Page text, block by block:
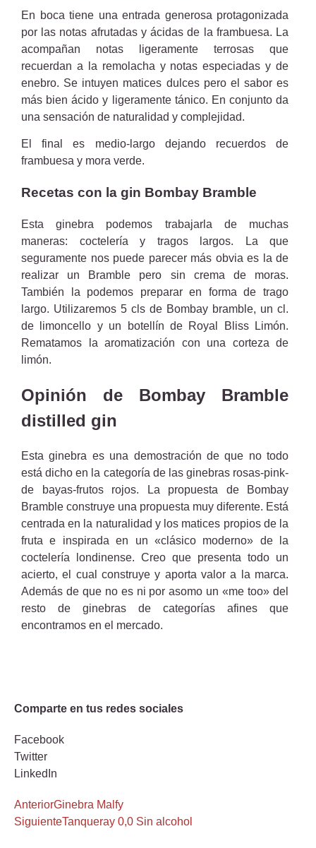
En boca tiene una entrada generosa protagonizada
por las notas afrutadas y ácidas de la frambuesa. La
acompañan notas ligeramente terrosas que
recuerdan a la remolacha y notas especiadas y de
enebro. Se intuyen matices dulces pero el sabor es
más bien ácido y ligeramente tánico. En conjunto da
una sensación de naturalidad y complejidad.
El final es medio-largo dejando recuerdos de
frambuesa y mora verde.
Recetas con la gin Bombay Bramble
Esta ginebra podemos trabajarla de muchas
maneras: coctelería y tragos largos. La que
seguramente nos puede parecer más obvia es la de
realizar un Bramble pero sin crema de moras.
También la podemos preparar en forma de trago
largo. Utilizaremos 5 cls de Bombay bramble, un cl.
de limoncello y un botellín de Royal Bliss Limón.
Rematamos la aromatización con una corteza de
limón.
Opinión de Bombay Bramble
distilled gin
Esta ginebra es una demostración de que no todo
está dicho en la categoría de las ginebras rosas-pink-
de bayas-frutos rojos. La propuesta de Bombay
Bramble construye una propuesta muy diferente. Está
centrada en la naturalidad y los matices propios de la
fruta e inspirada en un «clásico moderno» de la
coctelería londinense. Creo que presenta todo un
acierto, el cual construye y aporta valor a la marca.
Además de que no es ni por asomo un «me too» del
resto de ginebras de categorías afines que
encontramos en el mercado.
Comparte en tus redes sociales
Facebook
Twitter
LinkedIn
AnteriorGinebra Malfy
SiguienteTanqueray 0,0 Sin alcohol